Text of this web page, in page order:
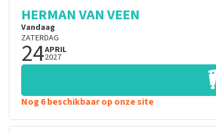
HERMAN VAN VEEN
Vandaag
ZATERDAG
24APRIL
2027
Nog 6 beschikbaar op onze site